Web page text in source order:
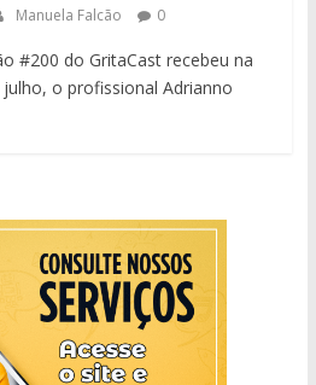
Manuela Falcão 0
#200 do GritaCast recebeu na
o profissional Adrianno